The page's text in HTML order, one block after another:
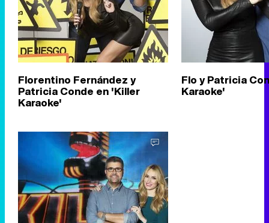
Florentino Fernández y
Patricia Conde en 'Killer
Karaoke'
Flo y Patricia
Karaoke'